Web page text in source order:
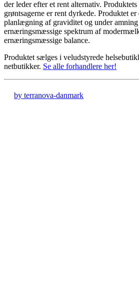
der leder efter et rent alternativ.
grøntsagerne er rent dyrkede. Produktet
planlægning af graviditet og under
ernæringsmæssige spektrum af
ernæringsmæssige balance.
Produktet sælges i veludstyrede
netbutikker. Se alle forhandlere her!
by terranova-danmark